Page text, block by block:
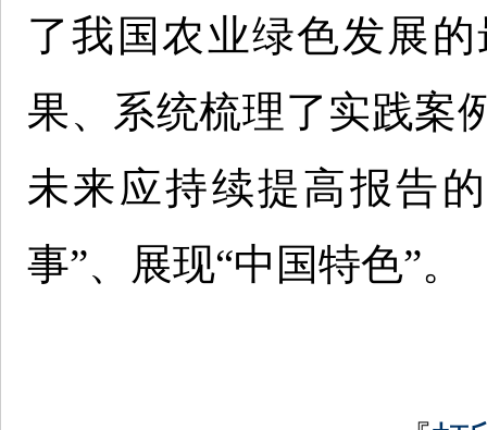
了我国农业绿色发展
果、系统梳理了实践案
未来应持续提高报告
事”、展现“中国特色”